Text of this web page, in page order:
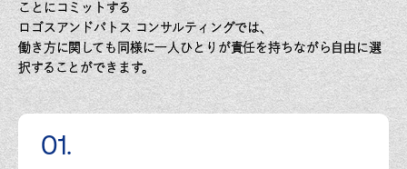
ことにコミットする
ロゴスアンドパトス コンサルティングでは、
働き方に関しても同様に一人ひとりが責任を持ちながら自由に選
択することができます。
01.